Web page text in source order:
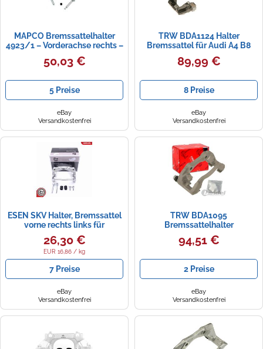
MAPCO Bremssattelhalter
4923/1 – Vorderachse rechts –
passend für
50,03 €
5 Preise
eBay
Versandkostenfrei
TRW BDA1124 Halter
Bremssattel für Audi A4 B8
Avant (8K5) 2007-2017 Links,
Rechts, Vorderachse und
89,99 €
8 Preise
eBay
Versandkostenfrei
ESEN SKV Halter, Bremssattel
vorne rechts links für
RENAULT ALPINE ALPINA
50SKV600
26,30 €
EUR 16,86 / kg
7 Preise
eBay
Versandkostenfrei
TRW BDA1095
Bremssattelhalter
94,51 €
2 Preise
eBay
Versandkostenfrei